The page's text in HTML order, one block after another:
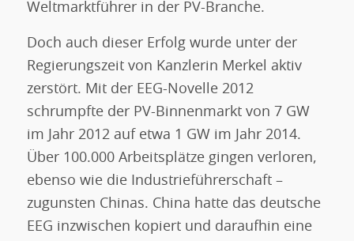
Weltmarktführer in der PV-Branche.
Doch auch dieser Erfolg wurde unter der
Regierungszeit von Kanzlerin Merkel aktiv
zerstört. Mit der EEG-Novelle 2012
schrumpfte der PV-Binnenmarkt von 7 GW
im Jahr 2012 auf etwa 1 GW im Jahr 2014.
Über 100.000 Arbeitsplätze gingen verloren,
ebenso wie die Industrieführerschaft –
zugunsten Chinas. China hatte das deutsche
EEG inzwischen kopiert und daraufhin eine